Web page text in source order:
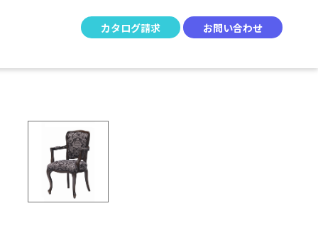
カタログ請求 お問い合わせ